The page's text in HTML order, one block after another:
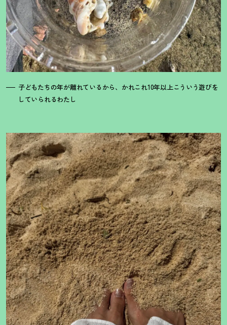
子どもたちの年が離れているから、かれこれ10年以上こういう遊びを
していられるわたし